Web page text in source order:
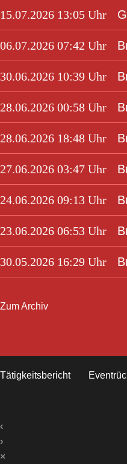
15.07.2026 13:05 Uhr
06.07.2026 07:42 Uhr
30.06.2026 10:39 Uhr
28.06.2026 00:58 Uhr
28.06.2026 18:48 Uhr
27.06.2026 03:47 Uhr
24.06.2026 09:13 Uhr
23.06.2026 06:53 Uhr
30.05.2026 16:29 Uhr
Zum Archiv
Tätigkeitsbericht
‹
›
×